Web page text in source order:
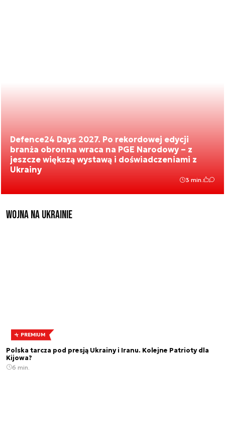
Defence24 Days 2027. Po rekordowej edycji
branża obronna wraca na PGE Narodowy – z
jeszcze większą wystawą i doświadczeniami z
Ukrainy
3 min.
Wojna na Ukrainie
PREMIUM
Polska tarcza pod presją Ukrainy i Iranu. Kolejne Patrioty dla
Kijowa?
6 min.